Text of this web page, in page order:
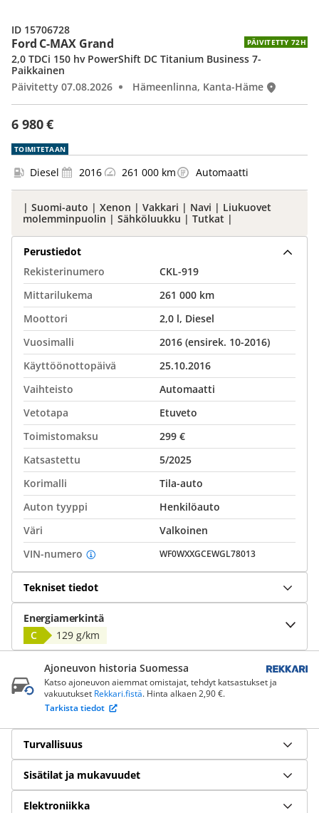
Ford C-MAX Grand PÄIVITETTY 72H
6 980 €
2,0 TDCi 150 hv PowerShift DC Titanium Business 7-
Paikkainen
Päivitetty 07.08.2026
Hämeenlinna, Kanta-Häme
ID 15706728
TOIMITETAAN
Diesel 2016 261 000 km Automaatti
| Suomi-auto | Xenon | Vakkari | Navi | Liukuovet
molemminpuolin | Sähköluukku | Tutkat |
Perustiedot
Rekisterinumero
CKL-919
Mittarilukema
261 000 km
Moottori
2,0 l, Diesel
Vuosimalli
2016 (ensirek. 10-2016)
Käyttöönottopäivä
25.10.2016
Vaihteisto
Automaatti
Vetotapa
Etuveto
Toimistomaksu
299 €
Katsastettu
5/2025
Korimalli
Tila-auto
Auton tyyppi
Henkilöauto
Väri
Valkoinen
VIN-numero
WF0WXXGCEWGL78013
Tekniset tiedot
Energiamerkintä
C
129 g/km
Ajoneuvon historia Suomessa
Katso ajoneuvon aiemmat omistajat, tehdyt katsastukset ja
vakuutukset Rekkari.fistä. Hinta alkaen 2,90 €.
Tarkista tiedot
Turvallisuus
Sisätilat ja mukavuudet
Elektroniikka